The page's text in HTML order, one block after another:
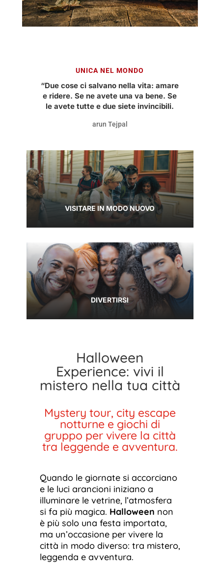
UNICA NEL MONDO
“Due cose ci salvano nella vita: amare
e ridere. Se ne avete una va bene. Se
le avete tutte e due siete invincibili.
arun Tejpal
VISITARE IN MODO NUOVO
DIVERTIRSI
Halloween
Experience: vivi il
mistero nella tua città
Mystery tour, city escape
notturne e giochi di
gruppo per vivere la città
tra leggende e avventura.
Quando le giornate si accorciano
e le luci arancioni iniziano a
illuminare le vetrine, l’atmosfera
si fa più magica. Halloween non
è più solo una festa importata,
ma un’occasione per vivere la
città in modo diverso: tra mistero,
leggenda e avventura.